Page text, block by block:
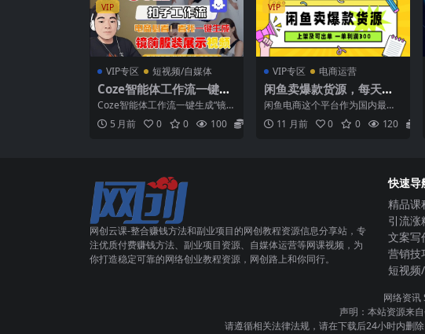
VIP
VIP专区 短视频/自媒体
Coze智能体工作流一键生
成“镜前服装展示“短视
频，全流程保姆级教学
Coze智能体工作流一键生成“镜
前服装展示“短视频，全流程保姆
级教学 课程介绍：...
5 月前 0 0 100
VIP
VIP专区 电商运营
闲鱼卖爆款货源，每天利
润1000，上架即出单
闲鱼电商这个平台作为国内最大
的二手交易平台，流量非常大，
每天的交易量很多，不管是...
11 月前 0 0 120
网创云课-整合赚钱方法和副业项目的网创教程资源信息分享站，专
注优质付费赚钱方法、副业项目资源、自媒体运营等网课视频，为
你打造稳定可靠的网络创业教程资源，网创路上和你同行。
快速导
精品课
引流涨
文案写
营销技
短视频
网络资讯
声明：本站资源来
请遵循相关法律法规，请在下载后24小时内删